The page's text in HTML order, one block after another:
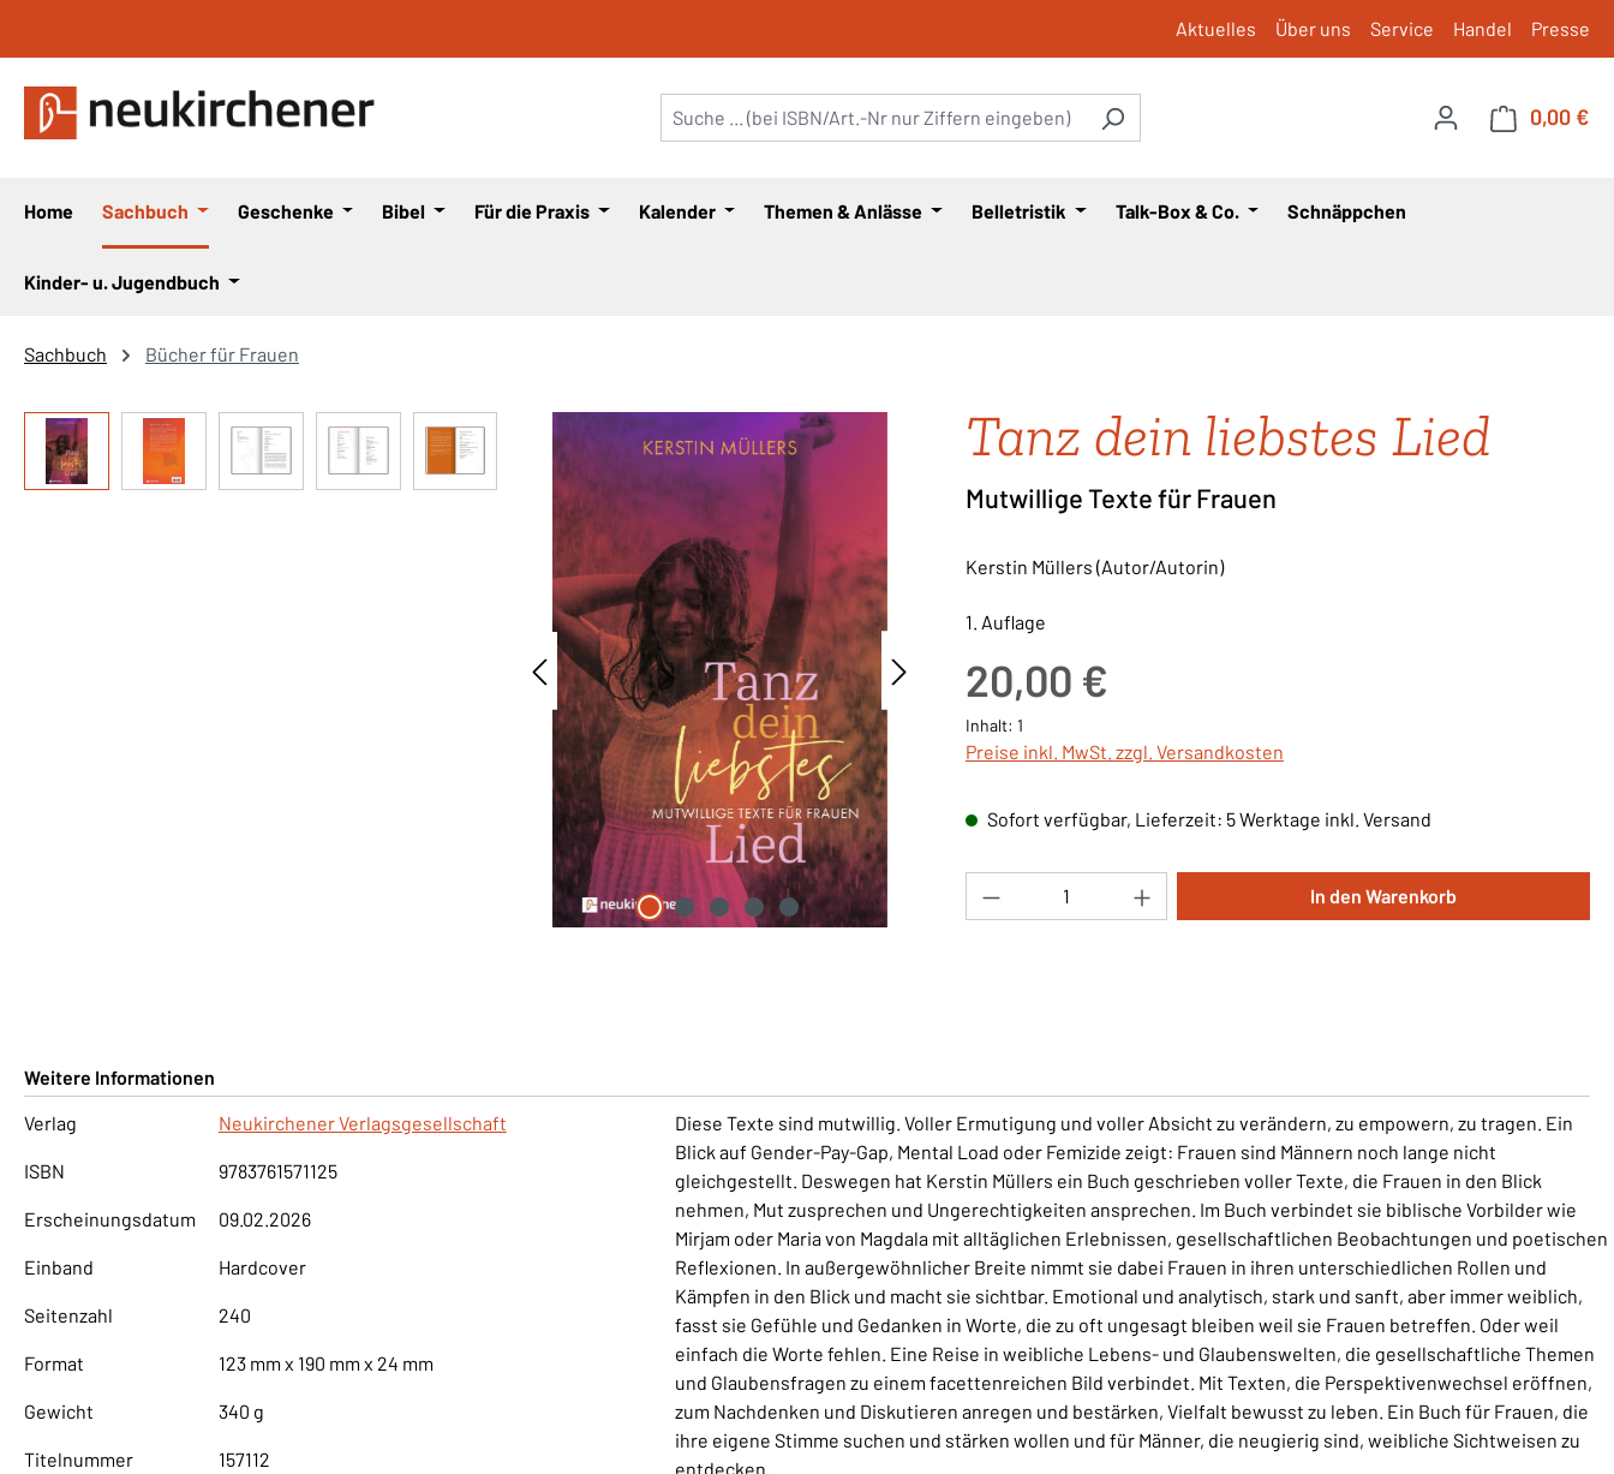
Aktuelles Über uns Service Handel Presse
0,00 €
Home Sachbuch Geschenke Bibel Für die Praxis Kalender Themen & Anlässe Belletristik Talk-Box & Co. Schnäppchen
Kinder- u. Jugendbuch
Sachbuch Bücher für Frauen
Bildergalerie überspringen Tanz dein liebstes Lied
Mutwillige Texte für Frauen
Kerstin Müllers (Autor/Autorin)
1. Auflage
20,00 €
Inhalt: 1
Preise inkl. MwSt. zzgl. Versandkosten
Sofort verfügbar, Lieferzeit: 5 Werktage inkl. Versand
Produkt Anzahl: Gib den gewünschten Wert ein
In den Warenkorb
Weitere Informationen
Verlag
Neukirchener Verlagsgesellschaft
ISBN 9783761571125
Erscheinungsdatum 09.02.2026
Einband Hardcover
Seitenzahl 240
Format 123 mm x 190 mm x 24 mm
Gewicht 340 g
Titelnummer 157112
Diese Texte sind mutwillig. Voller Ermutigung und voller Absicht zu verändern, zu empowern, zu tragen. Ein
Blick auf Gender-Pay-Gap, Mental Load oder Femizide zeigt: Frauen sind Männern noch lange nicht
gleichgestellt. Deswegen hat Kerstin Müllers ein Buch geschrieben voller Texte, die Frauen in den Blick
nehmen, Mut zusprechen und Ungerechtigkeiten ansprechen. Im Buch verbindet sie biblische Vorbilder wie
Mirjam oder Maria von Magdala mit alltäglichen Erlebnissen, gesellschaftlichen Beobachtungen und poetischen
Reflexionen. In außergewöhnlicher Breite nimmt sie dabei Frauen in ihren unterschiedlichen Rollen und
Kämpfen in den Blick und macht sie sichtbar. Emotional und analytisch, stark und sanft, aber immer weiblich,
fasst sie Gefühle und Gedanken in Worte, die zu oft ungesagt bleiben weil sie Frauen betreffen. Oder weil
einfach die Worte fehlen. Eine Reise in weibliche Lebens- und Glaubenswelten, die gesellschaftliche Themen
und Glaubensfragen zu einem facettenreichen Bild verbindet. Mit Texten, die Perspektivenwechsel eröffnen,
zum Nachdenken und Diskutieren anregen und bestärken, Vielfalt bewusst zu leben. Ein Buch für Frauen, die
ihre eigene Stimme suchen und stärken wollen und für Männer, die neugierig sind, weibliche Sichtweisen zu
entdecken.